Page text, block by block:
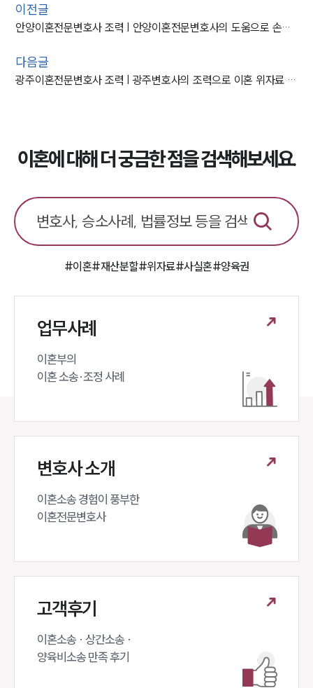
이전글
안양이혼전문변호사 조력 | 안양이혼전문변호사의 도움으로 손해배상 소송 승소
다음글
광주이혼전문변호사 조력 | 광주변호사의 조력으로 이혼 위자료 받은 사례
이혼에 대해 더 궁금한 점을 검색해보세요.
#이혼#재산분할#위자료#사실혼#양육권
업무사례
이혼부의
이혼 소송·조정 사례
변호사 소개
이혼소송 경험이 풍부한
이혼전문변호사
고객후기
이혼소송 · 상간소송 ·
양육비소송 만족 후기